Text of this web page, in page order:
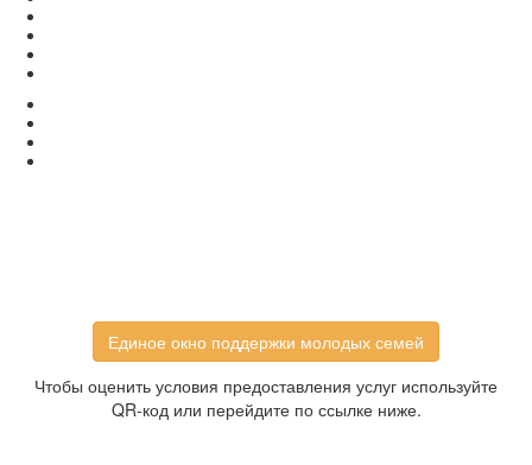
Единое окно поддержки молодых семей
Чтобы оценить условия предоставления услуг используйте
QR-код или перейдите по ссылке ниже.